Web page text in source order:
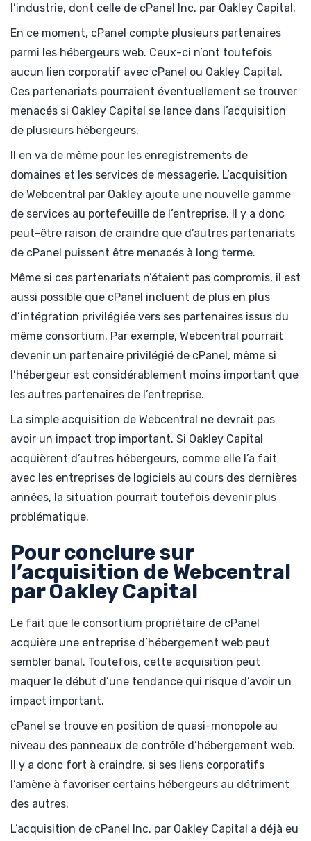
l’industrie, dont celle de cPanel Inc. par Oakley Capital.
En ce moment, cPanel compte plusieurs partenaires
parmi les hébergeurs web. Ceux-ci n’ont toutefois
aucun lien corporatif avec cPanel ou Oakley Capital.
Ces partenariats pourraient éventuellement se trouver
menacés si Oakley Capital se lance dans l’acquisition
de plusieurs hébergeurs.
Il en va de même pour les enregistrements de
domaines et les services de messagerie. L’acquisition
de Webcentral par Oakley ajoute une nouvelle gamme
de services au portefeuille de l’entreprise. Il y a donc
peut-être raison de craindre que d’autres partenariats
de cPanel puissent être menacés à long terme.
Même si ces partenariats n’étaient pas compromis, il est
aussi possible que cPanel incluent de plus en plus
d’intégration privilégiée vers ses partenaires issus du
même consortium. Par exemple, Webcentral pourrait
devenir un partenaire privilégié de cPanel, même si
l’hébergeur est considérablement moins important que
les autres partenaires de l’entreprise.
La simple acquisition de Webcentral ne devrait pas
avoir un impact trop important. Si Oakley Capital
acquièrent d’autres hébergeurs, comme elle l’a fait
avec les entreprises de logiciels au cours des dernières
années, la situation pourrait toutefois devenir plus
problématique.
Pour conclure sur
l’acquisition de Webcentral
par Oakley Capital
Le fait que le consortium propriétaire de cPanel
acquière une entreprise d’hébergement web peut
sembler banal. Toutefois, cette acquisition peut
maquer le début d’une tendance qui risque d’avoir un
impact important.
cPanel se trouve en position de quasi-monopole au
niveau des panneaux de contrôle d’hébergement web.
Il y a donc fort à craindre, si ses liens corporatifs
l’amène à favoriser certains hébergeurs au détriment
des autres.
L’acquisition de cPanel Inc. par Oakley Capital a déjà eu